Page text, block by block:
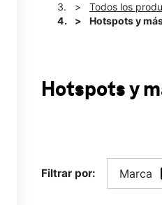
Todos los
Hotspots y
Hotspots y
Filtrar por: Marca